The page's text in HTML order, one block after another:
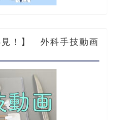
見！】 外科手技動画